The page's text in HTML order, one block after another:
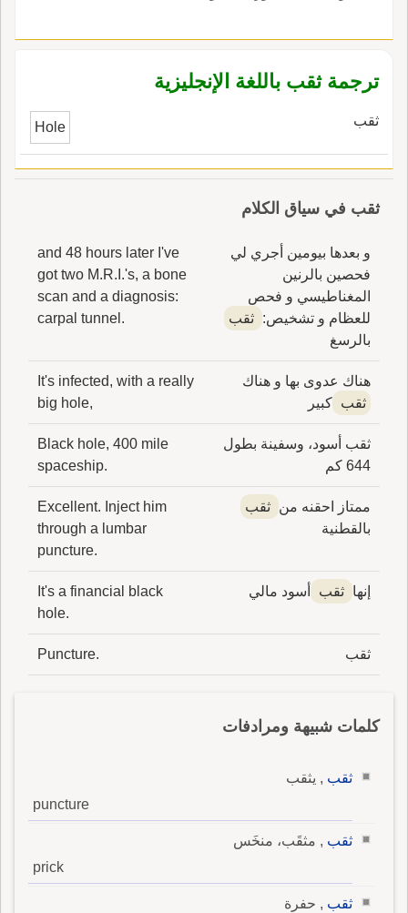
ترجمة ثقب باللغة الإنجليزية
ثقب Hole
ثقب في سياق الكلام
و بعدها بيومين أجري لي
فحصين بالرنين
المغناطيسي و فحص
للعظام و تشخيص: ثقب
بالرسغ
and 48 hours later I've
got two M.R.I.'s, a bone
scan and a diagnosis:
carpal tunnel.
هناك عدوى بها و هناك
ثقب كبير
It's infected, with a really
big hole,
ثقب أسود، وسفينة بطول
644 كم
Black hole, 400 mile
spaceship.
ممتاز احقنه من ثقب
بالقطنية
Excellent. Inject him
through a lumbar
puncture.
إنها ثقب أسود مالي
It's a financial black
hole.
ثقب Puncture.
كلمات شبيهة ومرادفات
ثقب , يثقب
puncture
ثقب , مثقَب، منخَس
prick
ثقب , حفرة